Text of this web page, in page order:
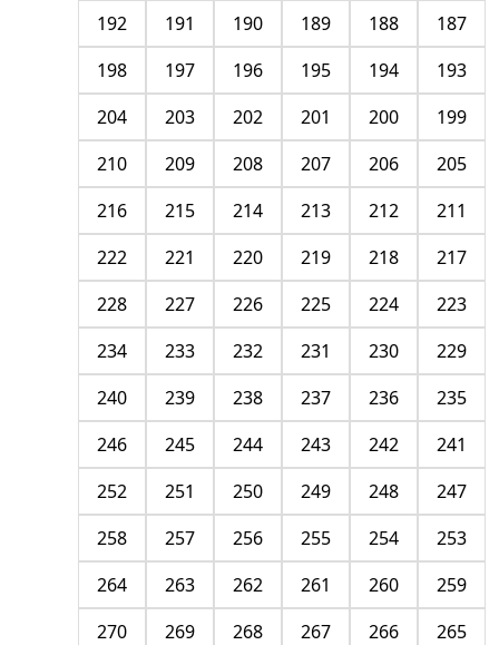
187
188
189
190
191
192
193
194
195
196
197
198
199
200
201
202
203
204
205
206
207
208
209
210
211
212
213
214
215
216
217
218
219
220
221
222
223
224
225
226
227
228
229
230
231
232
233
234
235
236
237
238
239
240
241
242
243
244
245
246
247
248
249
250
251
252
253
254
255
256
257
258
259
260
261
262
263
264
265
266
267
268
269
270